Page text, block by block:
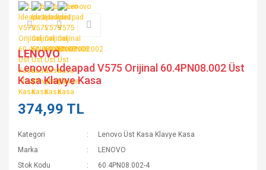
LENOVO
Lenovo Ideapad V575 Orijinal 60.4PN08.002 Üst
Kasa Klavye Kasa
374,99 TL
Kategori
Lenovo Üst Kasa Klavye Kasa
Marka
LENOVO
Stok Kodu
60.4PN08.002-4